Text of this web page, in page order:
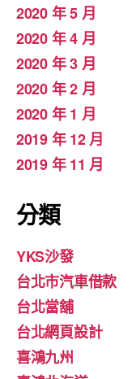
2020 年 5 月
2020 年 4 月
2020 年 3 月
2020 年 2 月
2020 年 1 月
2019 年 12 月
2019 年 11 月
分類
YKS沙發
台北市汽車借款
台北當舖
台北網頁設計
喜鴻九州